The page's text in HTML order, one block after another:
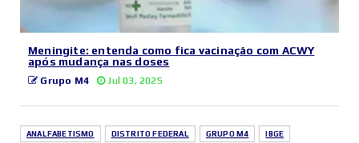
Meningite: entenda como fica vacinação com ACWY
após mudança nas doses
Grupo M4 Jul 03, 2025
ANALFABETISMO DISTRITO FEDERAL GRUPO M4 IBGE